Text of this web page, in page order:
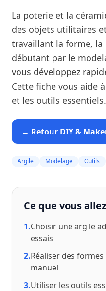
La poterie et la
des objets utilitaires
travaillant la forme, la
débutant par le
vous développez
Cette fiche vous aide
et les outils essentiels.
← Retour DIY &
Argile Modelage Outils
Ce que vous
1.Choisir une argile
essais
2.Réaliser des
manuel
3.Utiliser les outils